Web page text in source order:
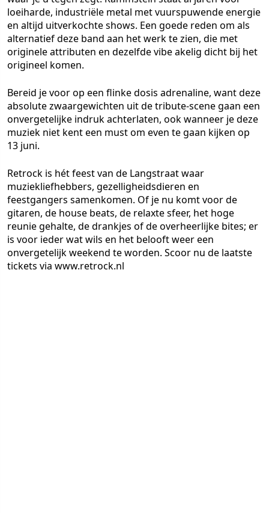
loeiharde, industriële metal met vuurspuwende energie
en altijd uitverkochte shows. Een goede reden om als
alternatief deze band aan het werk te zien, die met
originele attributen en dezelfde vibe akelig dicht bij het
origineel komen.
Bereid je voor op een flinke dosis adrenaline, want deze
absolute zwaargewichten uit de tribute-scene gaan een
onvergetelijke indruk achterlaten, ook wanneer je deze
muziek niet kent een must om even te gaan kijken op
13 juni.
Retrock is hét feest van de Langstraat waar
muziekliefhebbers, gezelligheidsdieren en
feestgangers samenkomen. Of je nu komt voor de
gitaren, de house beats, de relaxte sfeer, het hoge
reunie gehalte, de drankjes of de overheerlijke bites; er
is voor ieder wat wils en het belooft weer een
onvergetelijk weekend te worden. Scoor nu de laatste
tickets via www.retrock.nl